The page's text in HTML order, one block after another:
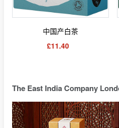
中国产白茶
£11.40
The East India Company